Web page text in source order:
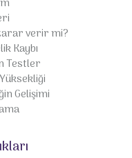
verir mi?
Kaybı
Testler
Gelişimi